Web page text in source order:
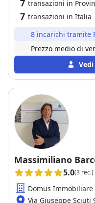
7 transazioni in
7 transazioni in Italia
8 incarichi tramite
Prezzo medio di
Massimiliano
5.0(3 rec.)
Domus Immobiliare
Via Giuseppe Sciuti